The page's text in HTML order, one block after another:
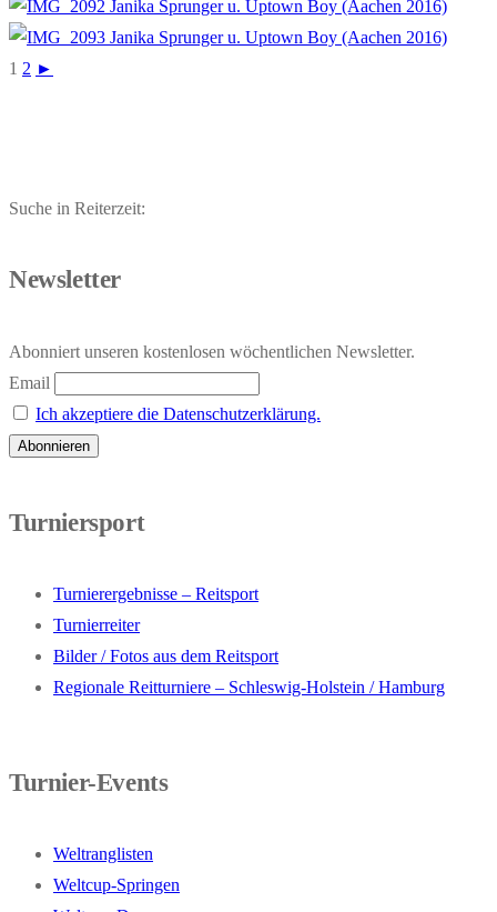
1 2 ►
Suche in Reiterzeit:
Newsletter
Abonniert unseren kostenlosen wöchentlichen Newsletter.
Email
Ich akzeptiere die Datenschutzerklärung.
Turniersport
Turnierergebnisse – Reitsport
Turnierreiter
Bilder / Fotos aus dem Reitsport
Regionale Reitturniere – Schleswig-Holstein / Hamburg
Turnier-Events
Weltranglisten
Weltcup-Springen